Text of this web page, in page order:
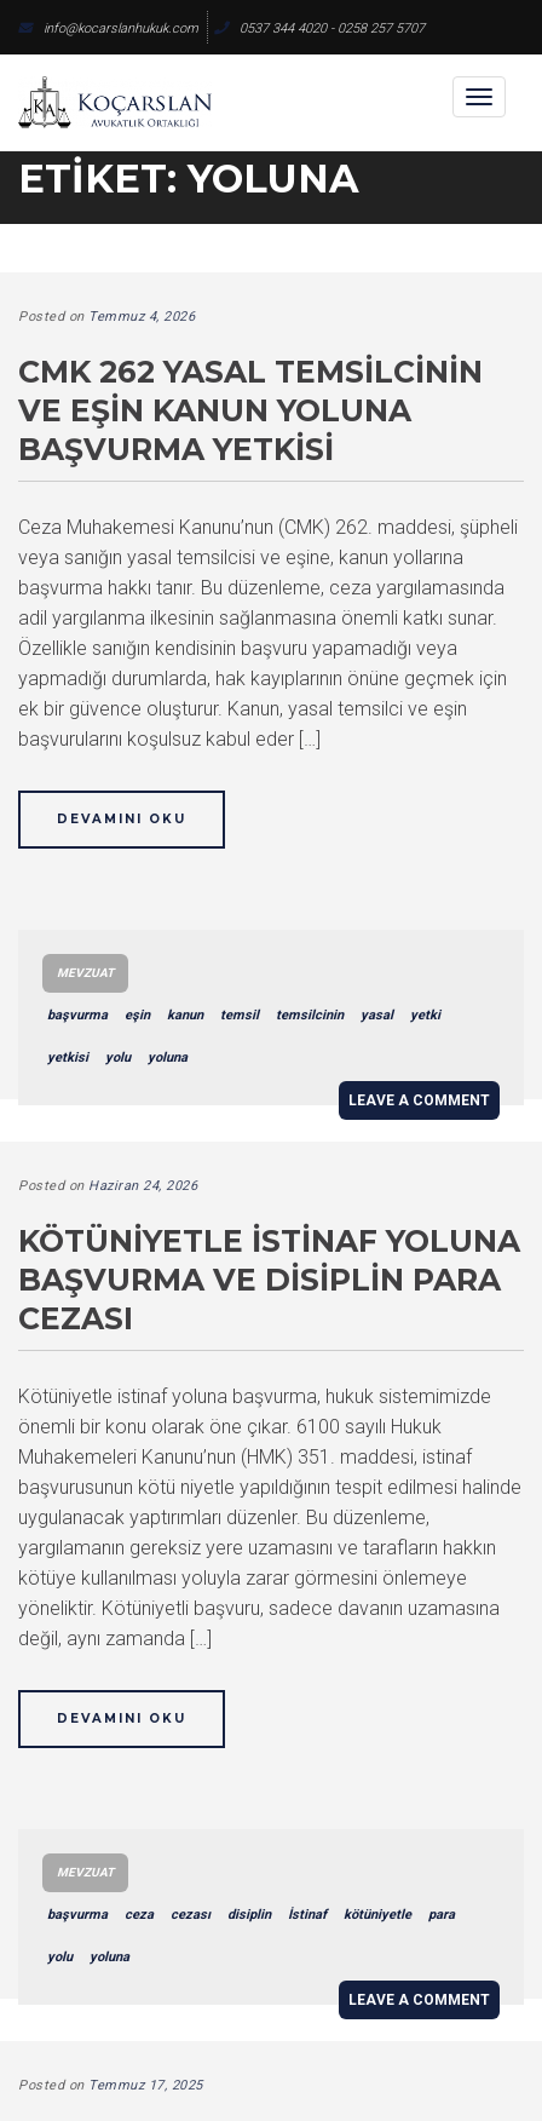
content
info@kocarslanhukuk.com 0537 344 4020 - 0258 257 5707
Toggle
ETIKET:YOLUNA
Posted on Temmuz 4, 2026
CMK 262 YASAL TEMSILCININ
VE EŞIN KANUN YOLUNA
BAŞVURMA YETKISI
Ceza Muhakemesi Kanunu’nun (CMK) 262. maddesi, şüpheli
veya sanığın yasal temsilcisi ve eşine, kanun yollarına
başvurma hakkı tanır. Bu düzenleme, ceza yargılamasında
adil yargılanma ilkesinin sağlanmasına önemli katkı sunar.
Özellikle sanığın kendisinin başvuru yapamadığı veya
yapmadığı durumlarda, hak kayıplarının önüne geçmek için
ek bir güvence oluşturur. Kanun, yasal temsilci ve eşin
başvurularını koşulsuz kabul eder […]
DEVAMINI OKU
MEVZUAT
başvurma eşin kanun temsil temsilcinin yasal yetki
yetkisi yolu yoluna
LEAVE A COMMENT
Posted on Haziran 24, 2026
KÖTÜNIYETLE İSTINAF YOLUNA
BAŞVURMA VE DISIPLIN PARA
CEZASI
Kötüniyetle istinaf yoluna başvurma, hukuk sistemimizde
önemli bir konu olarak öne çıkar. 6100 sayılı Hukuk
Muhakemeleri Kanunu’nun (HMK) 351. maddesi, istinaf
başvurusunun kötü niyetle yapıldığının tespit edilmesi halinde
uygulanacak yaptırımları düzenler. Bu düzenleme,
yargılamanın gereksiz yere uzamasını ve tarafların hakkın
kötüye kullanılması yoluyla zarar görmesini önlemeye
yöneliktir. Kötüniyetli başvuru, sadece davanın uzamasına
değil, aynı zamanda […]
DEVAMINI OKU
MEVZUAT
başvurma ceza cezası disiplin İstinaf kötüniyetle para
yolu yoluna
LEAVE A COMMENT
Posted on Temmuz 17, 2025